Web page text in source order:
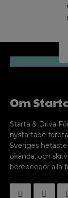
Om
Starta & Driva
nystartade
Sveriges
okända, och
bereeeeeör alla